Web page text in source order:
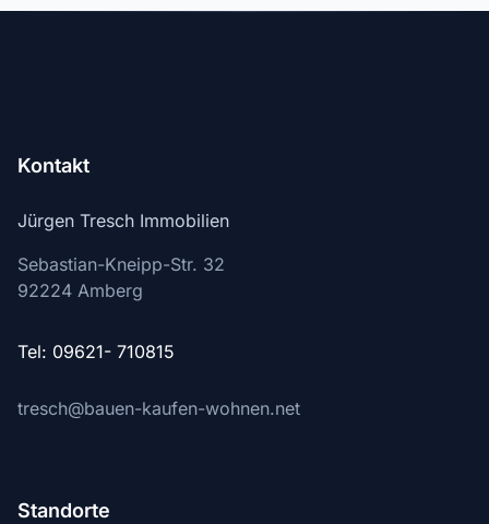
Kontakt
Jürgen Tresch Immobilien
Sebastian-Kneipp-Str. 32
92224 Amberg
Tel: 09621- 710815
tresch@bauen-kaufen-wohnen.net
Standorte